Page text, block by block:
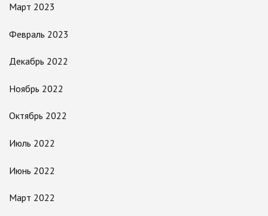
Март 2023
Февраль 2023
Декабрь 2022
Ноябрь 2022
Октябрь 2022
Июль 2022
Июнь 2022
Март 2022